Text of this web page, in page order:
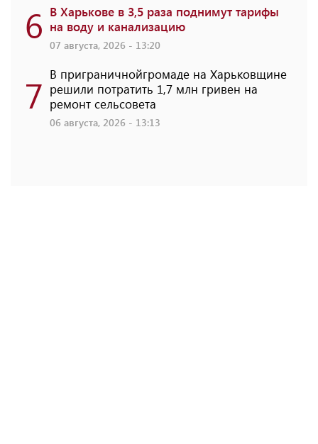
6 В Харькове в 3,5 раза поднимут тарифы
на воду и канализацию
07 августа, 2026 - 13:20
7 В приграничнойгромаде на Харьковщине
решили потратить 1,7 млн ​​гривен на
ремонт сельсовета
06 августа, 2026 - 13:13